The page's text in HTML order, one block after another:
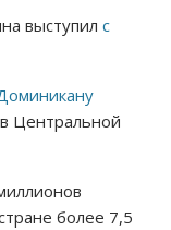
выступилс
Центральной
более 7,5